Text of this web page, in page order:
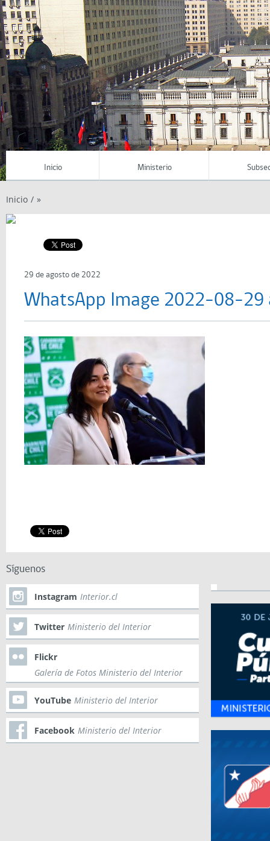
Inicio Ministerio
Inicio / »
29 de agosto de 2022
WhatsApp Image 2022-08-29
Síguenos
Instagram Interior.cl
Twitter Ministerio del Interior
Flickr
Galería de Fotos Ministerio del Interior
YouTube Ministerio del Interior
Facebook Ministerio del Interior